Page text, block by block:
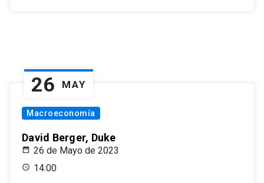
26 MAY
Macroeconomía
David Berger, Duke
26 de Mayo de 2023
14:00